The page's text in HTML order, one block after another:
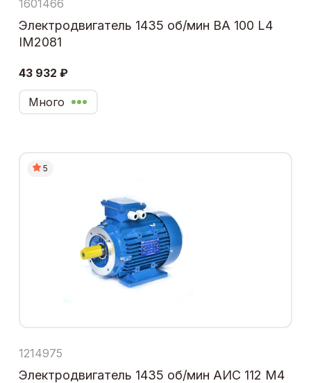
1601466
Электродвигатель 1435 об/мин ВА 100 L4
IM2081
43 932 ₽
Много
5
1214975
Электродвигатель 1435 об/мин АИС 112 М4